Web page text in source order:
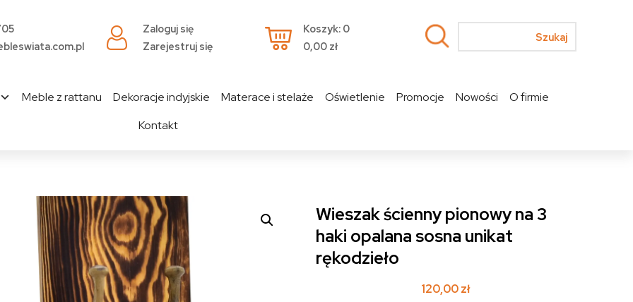
Zaloguj się
Zarejestruj się
Koszyk: 0
0,00 zł
Meble z rattanu Dekoracje indyjskie Materace i stelaże Oświetlenie Promocje Nowości
O firmie
Kontakt
Wieszak ścienny pionowy na 3
haki opalana sosna unikat
rękodzieło
120,00zł